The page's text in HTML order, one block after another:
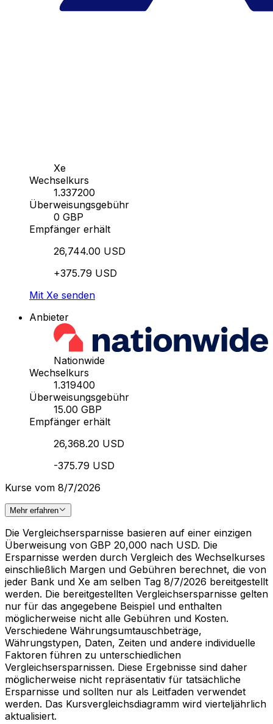
Xe
Wechselkurs
1.337200
Überweisungsgebühr
0 GBP
Empfänger erhält
26,744.00 USD
+375.79 USD
Mit Xe senden
Anbieter
Nationwide
Wechselkurs
1.319400
Überweisungsgebühr
15.00 GBP
Empfänger erhält
26,368.20 USD
-375.79 USD
Kurse vom 8/7/2026
Mehr erfahren
Die Vergleichsersparnisse basieren auf einer einzigen
Überweisung von GBP 20,000 nach USD. Die
Ersparnisse werden durch Vergleich des Wechselkurses
einschließlich Margen und Gebühren berechnet, die von
jeder Bank und Xe am selben Tag 8/7/2026 bereitgestellt
werden. Die bereitgestellten Vergleichsersparnisse gelten
nur für das angegebene Beispiel und enthalten
möglicherweise nicht alle Gebühren und Kosten.
Verschiedene Währungsumtauschbeträge,
Währungstypen, Daten, Zeiten und andere individuelle
Faktoren führen zu unterschiedlichen
Vergleichsersparnissen. Diese Ergebnisse sind daher
möglicherweise nicht repräsentativ für tatsächliche
Ersparnisse und sollten nur als Leitfaden verwendet
werden. Das Kursvergleichsdiagramm wird vierteljährlich
aktualisiert.